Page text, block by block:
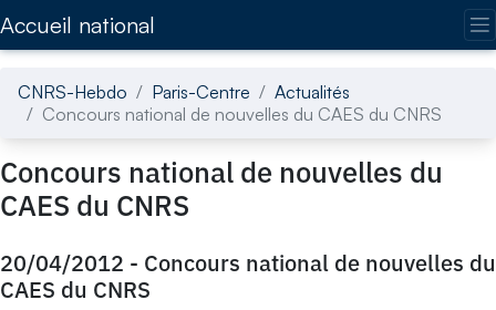
Accueil national
CNRS-Hebdo Paris-Centre
Actualités
Concours national de nouvelles du CAES du CNRS
Concours national de nouvelles du
CAES du CNRS
20/04/2012 - Concours national de nouvelles du
CAES du CNRS